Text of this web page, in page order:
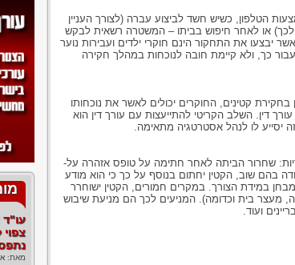
הטלפון, כשיש חשד לביצוע עברה (לצורך העניין
או לאחר חיפוש בביתו – המשטרה רשאית לבקש
יבצעו את התחקור הינם חוקרי ילדים ועבירות נוער
כך, ולא קיימת חובה לנוכחות במהלך חקירה
בחקירת קטינים, החוקרים יכולים לאשר את נוכחותו
דין. השלב הקריטי להתייעצות עם עורך דין הוא
יסייע לו לנהל אסטרטגיה מתאימה.
שחרור הביתה לאחר חתימה על טופס אזהרה על-
בהם שוב, הקטין יחתום בנוסף על כך כי הוא מודע
מבחן במידת הצורך. במקרים חמורים, הקטין ישוחרר
מעצר בית וכדומה). המניעים לכך הם מניעת שיבוש
ועוד.
עו"ד
מאת: